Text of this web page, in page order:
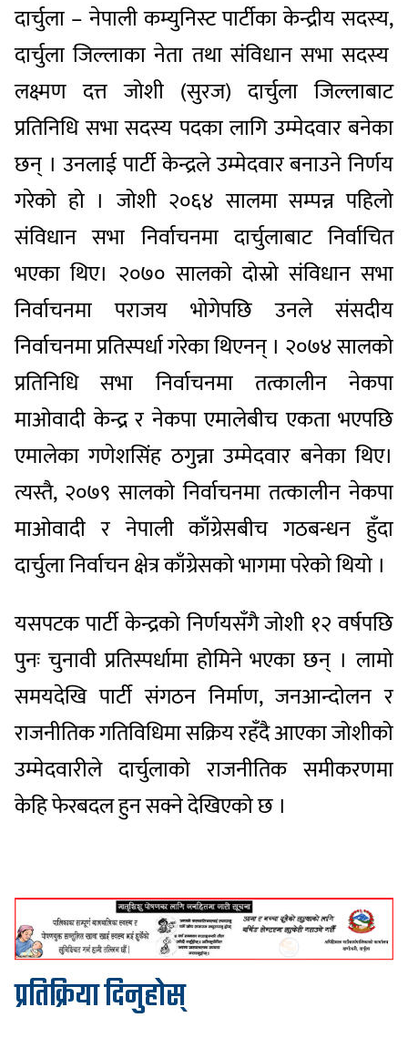
दार्चुला – नेपाली कम्युनिस्ट पार्टीका केन्द्रीय सदस्य,
दार्चुला जिल्लाका नेता तथा संविधान सभा सदस्य
लक्ष्मण दत्त जोशी (सुरज) दार्चुला जिल्लाबाट
प्रतिनिधि सभा सदस्य पदका लागि उम्मेदवार बनेका
छन् । उनलाई पार्टी केन्द्रले उम्मेदवार बनाउने निर्णय
गरेको हो । जोशी २०६४ सालमा सम्पन्न पहिलो
संविधान सभा निर्वाचनमा दार्चुलाबाट निर्वाचित
भएका थिए। २०७० सालको दोस्रो संविधान सभा
निर्वाचनमा पराजय भोगेपछि उनले संसदीय
निर्वाचनमा प्रतिस्पर्धा गरेका थिएनन् । २०७४ सालको
प्रतिनिधि सभा निर्वाचनमा तत्कालीन नेकपा
माओवादी केन्द्र र नेकपा एमालेबीच एकता भएपछि
एमालेका गणेशसिंह ठगुन्ना उम्मेदवार बनेका थिए।
त्यस्तै, २०७९ सालको निर्वाचनमा तत्कालीन नेकपा
माओवादी र नेपाली काँग्रेसबीच गठबन्धन हुँदा
दार्चुला निर्वाचन क्षेत्र काँग्रेसको भागमा परेको थियो ।
यसपटक पार्टी केन्द्रको निर्णयसँगै जोशी १२ वर्षपछि
पुनः चुनावी प्रतिस्पर्धामा होमिने भएका छन् । लामो
समयदेखि पार्टी संगठन निर्माण, जनआन्दोलन र
राजनीतिक गतिविधिमा सक्रिय रहँदै आएका जोशीको
उम्मेदवारीले दार्चुलाको राजनीतिक समीकरणमा
केहि फेरबदल हुन सक्ने देखिएको छ ।
प्रतिक्रिया दिनुहोस्